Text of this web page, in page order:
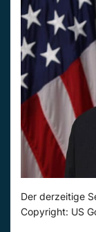
Der derzeitige
Copyright: US